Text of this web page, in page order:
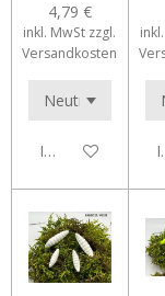
4,79 €
inkl. MwSt zzgl.
Versandkosten
In den Warenkorb